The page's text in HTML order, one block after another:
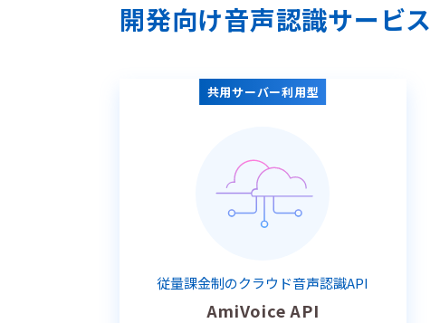
開発向け音声認識サービス
共用サーバー利用型
従量課金制のクラウド音声認識API
AmiVoice API